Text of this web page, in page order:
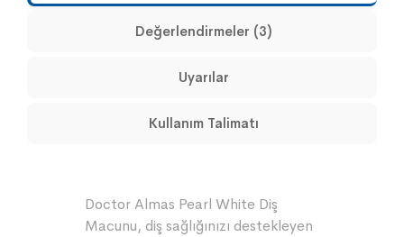
Değerlendirmeler (3)
Uyarılar
Kullanım Talimatı
Doctor Almas Pearl White Diş
Macunu, diş sağlığınızı destekleyen